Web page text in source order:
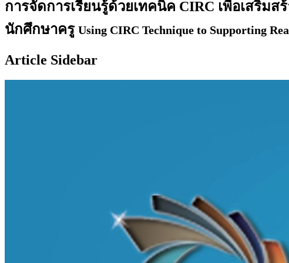
การจัดการเรียนรู้ด้วยเทคนิค CIRC เพื่อเสริม
นักศึกษาครู Using CIRC Technique to Supporting
Article Sidebar